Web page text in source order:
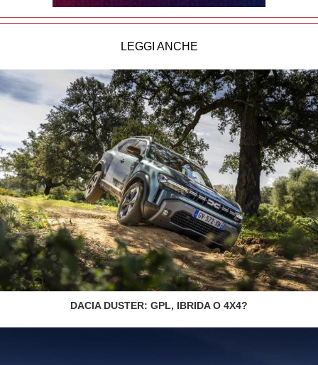
LEGGI ANCHE
DACIA DUSTER: GPL, IBRIDA O 4X4?